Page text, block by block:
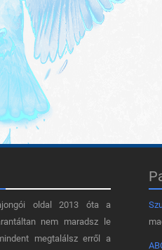
oldal 2013 óta a
nem maradsz le
megtalálsz erről a